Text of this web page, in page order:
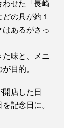
わせた「長崎
の具が約１
はあるがさっ
た味と、メニ
目的。
店した日
記念日に。